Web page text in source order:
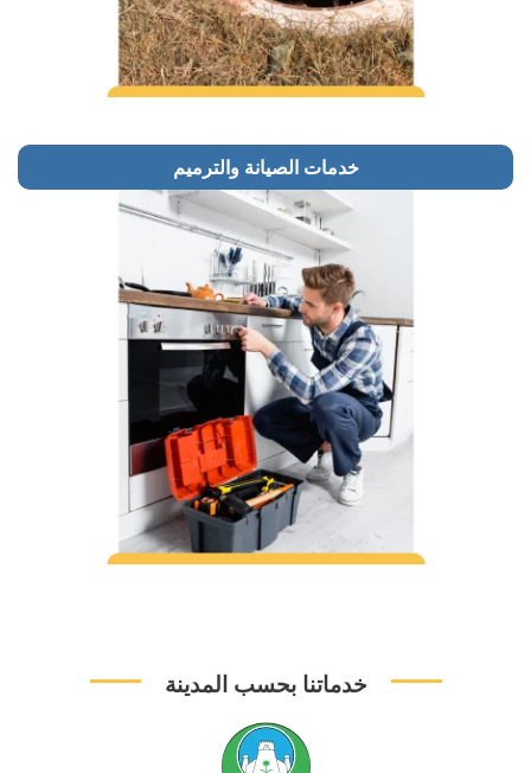
خدمات الصيانة والترميم
خدماتنا بحسب المدينة